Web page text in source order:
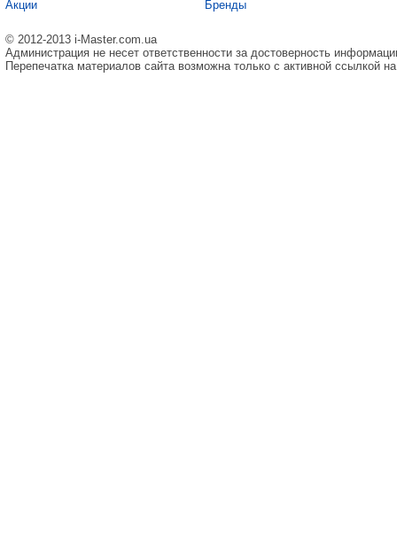
Акции Бренды
© 2012-2013 i-Master.com.ua
Администрация не несет ответственности за достоверность
Перепечатка материалов сайта возможна только с активной ссылкой